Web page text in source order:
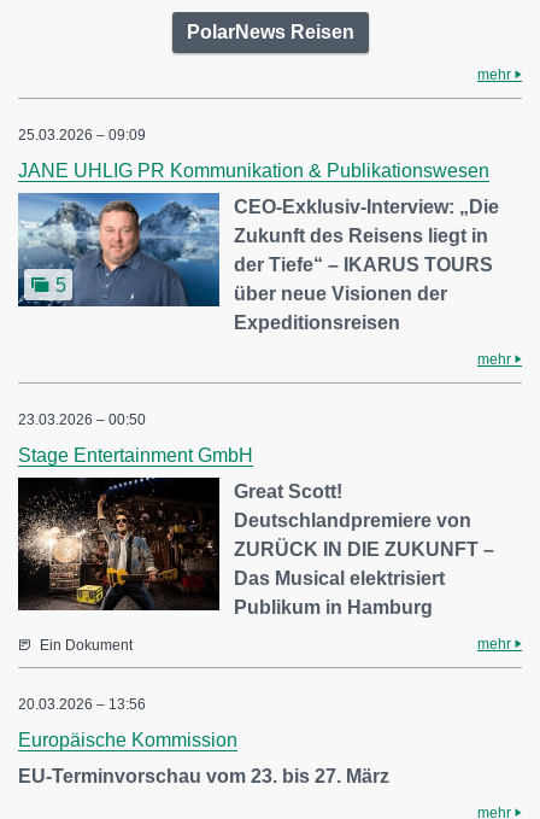
PolarNews Reisen
mehr
25.03.2026 – 09:09
JANE UHLIG PR Kommunikation & Publikationswesen
5
CEO-Exklusiv-Interview: „Die
Zukunft des Reisens liegt in
der Tiefe“ – IKARUS TOURS
über neue Visionen der
Expeditionsreisen
mehr
23.03.2026 – 00:50
Stage Entertainment GmbH
Great Scott!
Deutschlandpremiere von
ZURÜCK IN DIE ZUKUNFT –
Das Musical elektrisiert
Publikum in Hamburg
Ein Dokument mehr
20.03.2026 – 13:56
Europäische Kommission
EU-Terminvorschau vom 23. bis 27. März
mehr